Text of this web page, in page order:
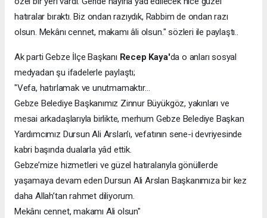
hatıralar bıraktı. Biz ondan razıydık, Rabbim de ondan razı
olsun. Mekânı cennet, makamı âli olsun." sözleri ile paylaştı..
Ak parti Gebze İlçe Başkanı Recep Kaya'da o anları sosyal
medyadan şu ifadelerle paylaştı;
"Vefa, hatırlamak ve unutmamaktır…
Gebze Belediye Başkanımız Zinnur Büyükgöz, yakınları ve
mesai arkadaşlarıyla birlikte, merhum Gebze Belediye Başkan
Yardımcımız Dursun Ali Arslan’ı, vefatının sene-i devriyesinde
kabri başında dualarla yâd ettik.
Gebze’mize hizmetleri ve güzel hatıralarıyla gönüllerde
yaşamaya devam eden Dursun Ali Arslan Başkanımıza bir kez
daha Allah’tan rahmet diliyorum.
Mekânı cennet, makamı Ali olsun"